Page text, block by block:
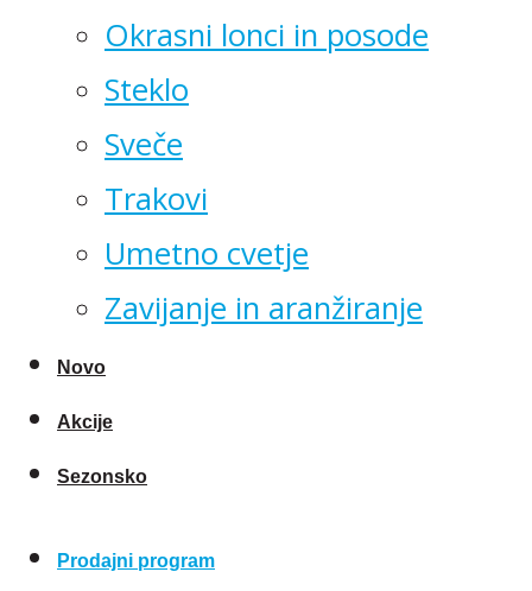
Okrasni lonci in posode
Steklo
Sveče
Trakovi
Umetno cvetje
Zavijanje in aranžiranje
Novo
Akcije
Sezonsko
Prodajni program